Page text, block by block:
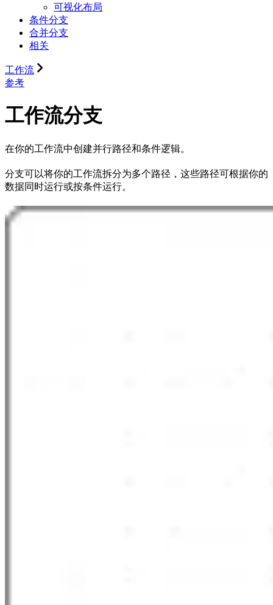
可视化布局
条件分支
合并分支
相关
工作流
参考
工作流分支
在你的工作流中创建并行路径和条件逻辑。
分支可以将你的工作流拆分为多个路径，这些路径可根据你的
数据同时运行或按条件运行。